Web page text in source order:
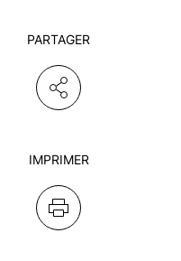
PARTAGER
IMPRIMER